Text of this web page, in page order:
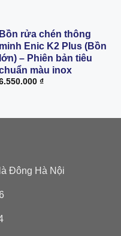
Bồn rửa chén thông
minh Enic K2 Plus (Bồn
lớn) – Phiên bản tiêu
màu inox
₫
Đông Hà Nội